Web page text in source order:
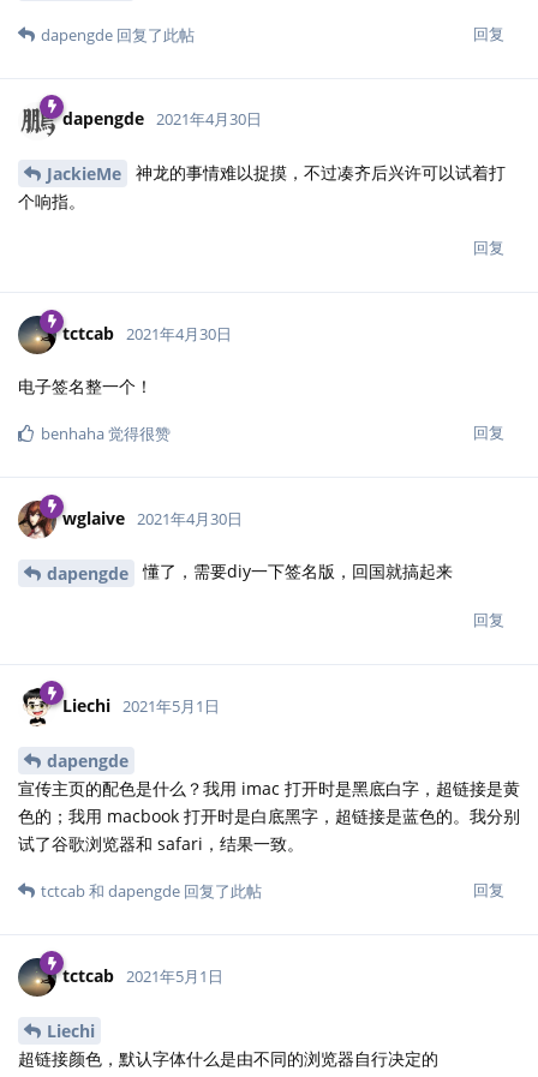
回复
dapengde 回复了此帖
dapengde 2021年4月30日
JackieMe
神龙的事情难以捉摸，不过凑齐后兴许可以试着打
个响指。
回复
tctcab 2021年4月30日
电子签名整一个！
回复
benhaha觉得很赞
wglaive 2021年4月30日
dapengde 懂了，需要diy一下签名版，回国就搞起来
回复
Liechi 2021年5月1日
dapengde
宣传主页的配色是什么？我用 imac 打开时是黑底白字，超链接是黄
色的；我用 macbook 打开时是白底黑字，超链接是蓝色的。我分别
试了谷歌浏览器和 safari，结果一致。
回复
tctcab和 dapengde 回复了此帖
tctcab 2021年5月1日
Liechi
超链接颜色，默认字体什么是由不同的浏览器自行决定的